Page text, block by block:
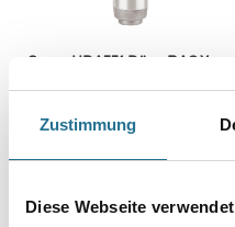
Zustimmung
Diese Webseite
Graco HDA551 Düse RAC X
sehen